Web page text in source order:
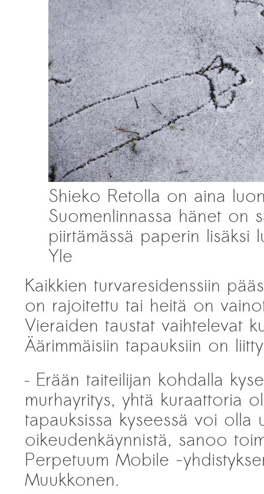
Shieko Retolla on aina
Suomenlinnassa hänet on
piirtämässä paperin lisäksi
Yle
Kaikkien turvaresidenssiin
on rajoitettu tai heitä on
Vieraiden taustat vaihtelevat
Äärimmäisiin tapauksiin on
– Erään taiteilijan kohdalla
murhayritys, yhtä kuraattoria
tapauksissa kyseessä voi olla
oikeudenkäynnistä, sanoo
Perpetuum Mobile -
Muukkonen.